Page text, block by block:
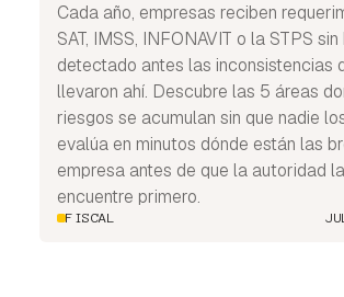
Cada año, empresas reciben
SAT, IMSS, INFONAVIT o la STPS
detectado antes las inconsistencias
llevaron ahí. Descubre las 5 áreas
riesgos se acumulan sin que nadie
evalúa en minutos dónde están las
empresa antes de que la autoridad
encuentre primero.
FISCAL